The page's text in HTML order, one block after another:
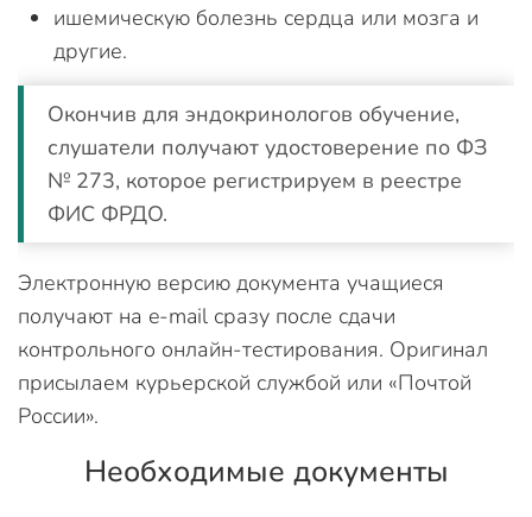
ишемическую болезнь сердца или мозга и
другие.
Окончив для эндокринологов обучение,
слушатели получают удостоверение по ФЗ
№ 273, которое регистрируем в реестре
ФИС ФРДО.
Электронную версию документа учащиеся
получают на e-mail сразу после сдачи
контрольного онлайн-тестирования. Оригинал
присылаем курьерской службой или «Почтой
России».
Необходимые документы